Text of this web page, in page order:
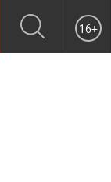
16+